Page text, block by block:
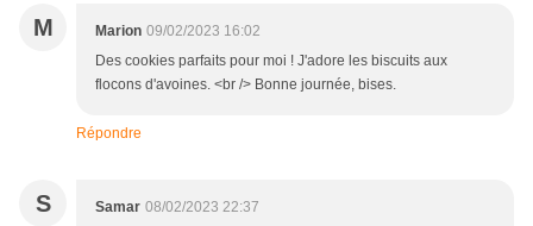
M Marion 09/02/2023 16:02
Des cookies parfaits pour moi ! J'adore les biscuits aux
flocons d'avoines. <br /> Bonne journée, bises.
Répondre
S Samar 08/02/2023 22:37